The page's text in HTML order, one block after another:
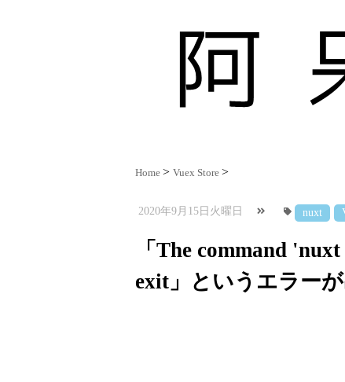
Home Vuex Store
2020年9月15日火曜日 nuxt
「The command
exit」というエラー